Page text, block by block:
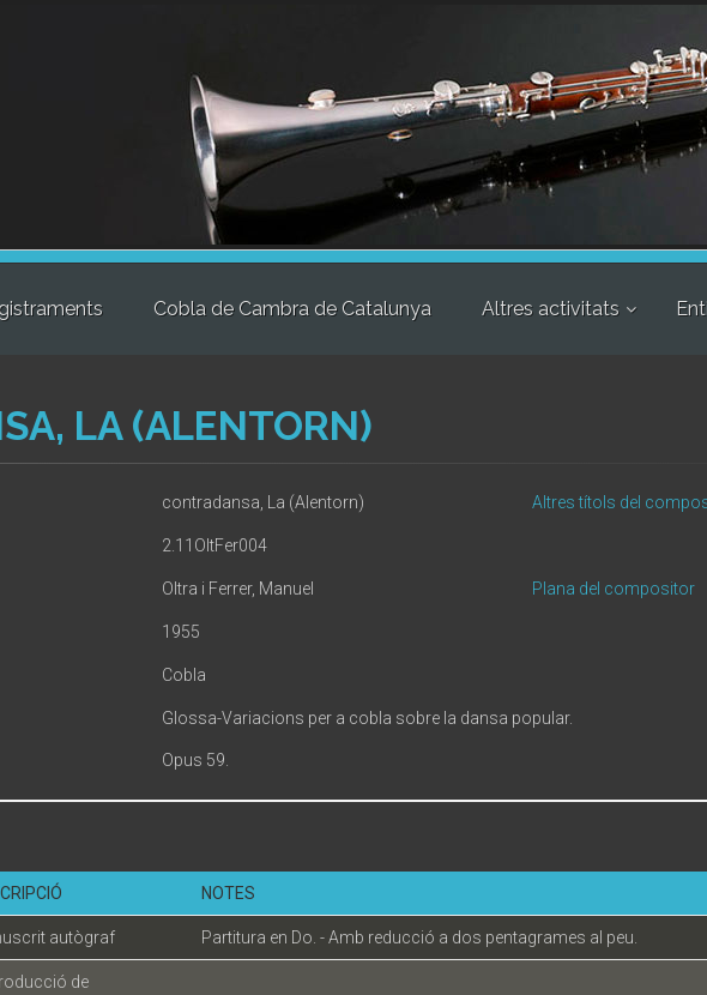
Cobla de Cambra de Catalunya Altres activitats
LA (ALENTORN)
contradansa, La (Alentorn) Altres títols del
2.11OltFer004
Oltra i Ferrer, Manuel Plana del compositor
1955
Cobla
Glossa-Variacions per a cobla sobre la dansa popular.
Opus 59.
NOTES
autògraf Partitura en Do. - Amb reducció a dos pentagrames al peu.
de